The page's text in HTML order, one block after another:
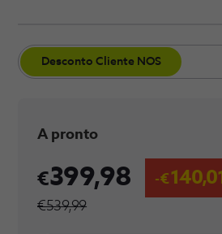
​Desconto Cliente​​ NOS
A pronto
399,98
€539,99
140,01